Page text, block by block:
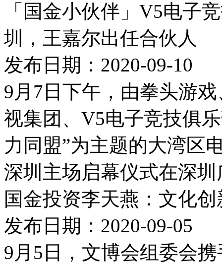
「国金小伙伴」V5电子
圳，王嘉尔出任合伙人
发布日期：2020-09-10
9月7日下午，由拳头游
视集团、V5电子竞技俱
力同盟”为主题的大湾区
深圳主场启幕仪式在深
国金投资李天燕：文化
发布日期：2020-09-05
9月5日，文博会组委会